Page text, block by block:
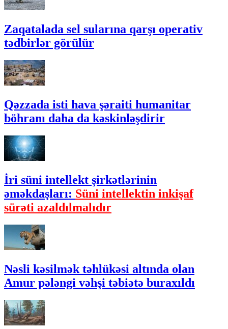
Zaqatalada sel sularına qarşı operativ
tədbirlər görülür
Qəzzada isti hava şəraiti humanitar
böhranı daha da kəskinləşdirir
İri süni intellekt şirkətlərinin
əməkdaşları: Süni intellektin inkişaf
sürəti azaldılmalıdır
Nəsli kəsilmək təhlükəsi altında olan
Amur pələngi vəhşi təbiətə buraxıldı